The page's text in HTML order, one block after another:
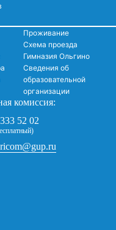
Проживание
Схема проезда
Гимназия Ольгино
Сведения об
образовательной
организации
комиссия:
52 02